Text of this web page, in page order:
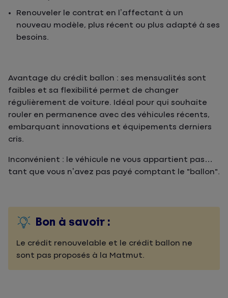
Renouveler le contrat en l’affectant à un
nouveau modèle, plus récent ou plus adapté à ses
besoins.
Avantage du crédit ballon : ses mensualités sont
faibles et sa flexibilité permet de changer
régulièrement de voiture. Idéal pour qui souhaite
rouler en permanence avec des véhicules récents,
embarquant innovations et équipements derniers
cris.
Inconvénient : le véhicule ne vous appartient pas…
tant que vous n’avez pas payé comptant le "ballon".
Bon à savoir :
Le crédit renouvelable et le crédit ballon ne
sont pas proposés à la Matmut.